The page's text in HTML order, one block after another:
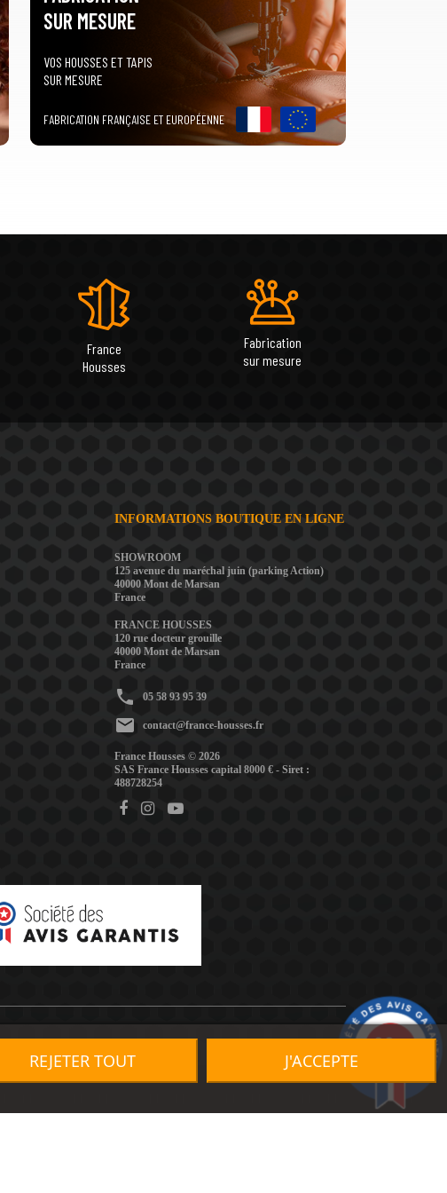
SUR MESURE
VOS HOUSSES ET TAPIS
SUR MESURE
FABRICATION FRANÇAISE ET EUROPÉENNE
France
Housses
Fabrication
sur mesure
INFORMATIONS BOUTIQUE EN LIGNE
SHOWROOM
125 avenue du maréchal juin (parking Action)
40000 Mont de Marsan
France
FRANCE HOUSSES
120 rue docteur grouille
40000 Mont de Marsan
France
phone 05 58 93 95 39
mail contact@france-housses.fr
France Housses © 2026
SAS France Housses capital 8000 € - Siret :
488728254
REJETER TOUT J'ACCEPTE
9.2